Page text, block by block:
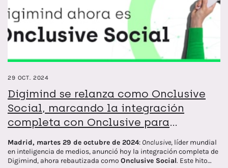
29 OCT. 2024
Digimind se relanza como Onclusive
Social, marcando la integración
completa con Onclusive para
transformar la inteligencia de medios
a nivel global
Madrid, martes 29 de octubre de 2024: Onclusive, líder mundial
en inteligencia de medios, anunció hoy la integración completa de
Digimind, ahora rebautizada como Onclusive Social. Este hito